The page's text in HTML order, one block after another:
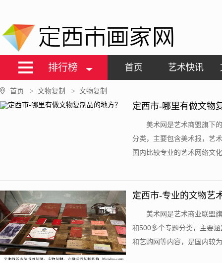
定西市画家网
排行榜 首页 艺术快讯
首页 > 文物复制 > 文物复制
定西市-哪里有做文物
美术网是艺术商盟旗下
分类，主要包含美术报，艺
国内比较专业的艺术网络文
定西市-专业的文物艺
美术网是艺术商业联盟
和500多个专题分类，主要
和艺购网等内容，是国内较